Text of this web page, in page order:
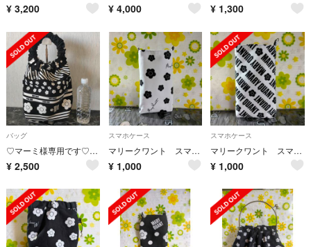
¥ 3,200 ¥ 4,000 ¥ 1,300
バッグ
♡マーミ様専用です♡フリルバッグ
¥ 2,500
スマホケース
マリークワント スマホケース⑤
¥ 1,000
スマホケース
マリークワント スマホケース④
¥ 1,000